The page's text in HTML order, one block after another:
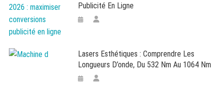
Publicité En Ligne
Lasers Esthétiques : Comprendre Les
Longueurs D’onde, Du 532 Nm Au 1064 Nm